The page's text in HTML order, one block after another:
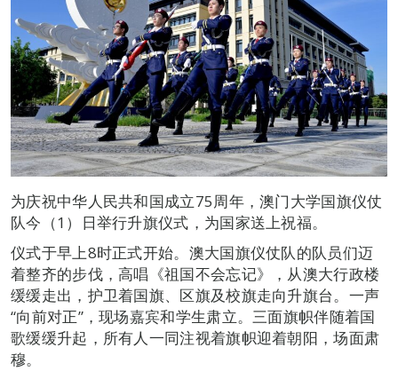
为庆祝中华人民共和国成立75周年，澳门大学国旗仪仗
队今（1）日举行升旗仪式，为国家送上祝福。
仪式于早上8时正式开始。澳大国旗仪仗队的队员们迈
着整齐的步伐，高唱《祖国不会忘记》，从澳大行政楼
缓缓走出，护卫着国旗、区旗及校旗走向升旗台。一声
“向前对正”，现场嘉宾和学生肃立。三面旗帜伴随着国
歌缓缓升起，所有人一同注视着旗帜迎着朝阳，场面肃
穆。